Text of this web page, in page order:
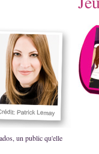
un public qu'elle